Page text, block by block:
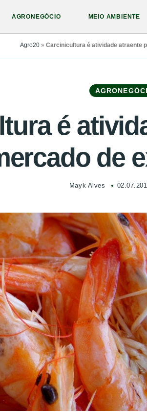
AGRONEGÓCIO MEIO AMBIENTE
Agro20 » Carcinicultura é atividade atraente
é
de
Mayk Alves